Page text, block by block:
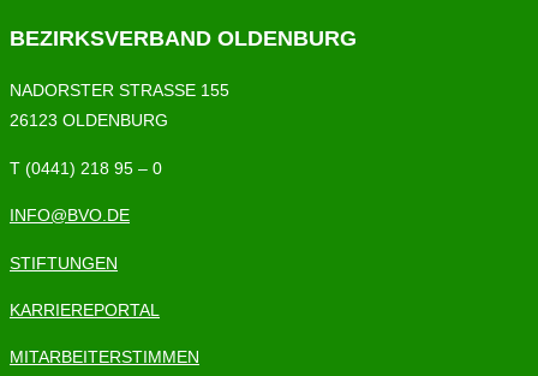
BEZIRKSVERBAND OLDENBURG
NADORSTER STRASSE 155
26123 OLDENBURG
T (0441) 218 95 – 0
INFO@BVO.DE
STIFTUNGEN
KARRIEREPORTAL
MITARBEITERSTIMMEN